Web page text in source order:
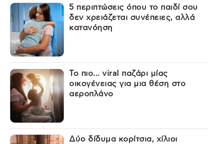
5 περιπτώσεις όπου το παιδί σου
δεν χρειάζεται συνέπειες, αλλά
κατανόηση
Το πιο... viral παζάρι μίας
οικογένειας για μια θέση στο
αεροπλάνο
Δύο δίδυμα κορίτσια, χίλιοι